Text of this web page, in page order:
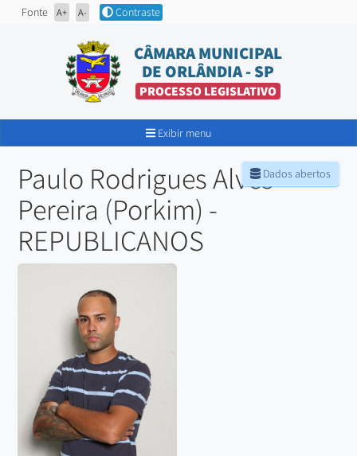
Fonte A+ A- Contraste
CÂMARA MUNICIPAL
DE ORLÂNDIA - SP
PROCESSO LEGISLATIVO
Exibir menu
Dados abertos
Paulo Rodrigues Alves
Pereira (Porkim) -
REPUBLICANOS